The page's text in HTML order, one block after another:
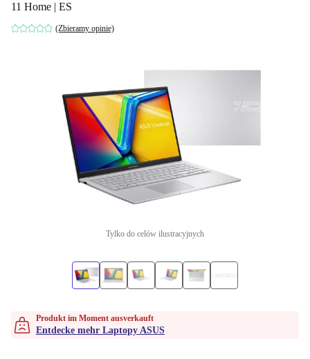
11 Home | ES
(Zbieramy opinie)
Tylko do celów ilustracyjnych
Produkt im Moment ausverkauft
Entdecke mehr Laptopy ASUS